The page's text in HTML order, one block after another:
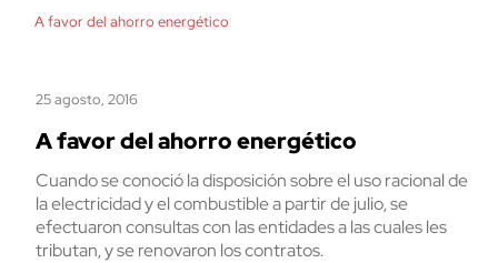
A favor del ahorro energético
25 agosto, 2016
A favor del ahorro energético
Cuando se conoció la disposición sobre el uso racional de
la electricidad y el combustible a partir de julio, se
efectuaron consultas con las entidades a las cuales les
tributan, y se renovaron los contratos.